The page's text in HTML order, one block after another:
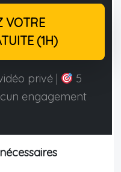
VOTRE
(1H)
privé |
5
engagement